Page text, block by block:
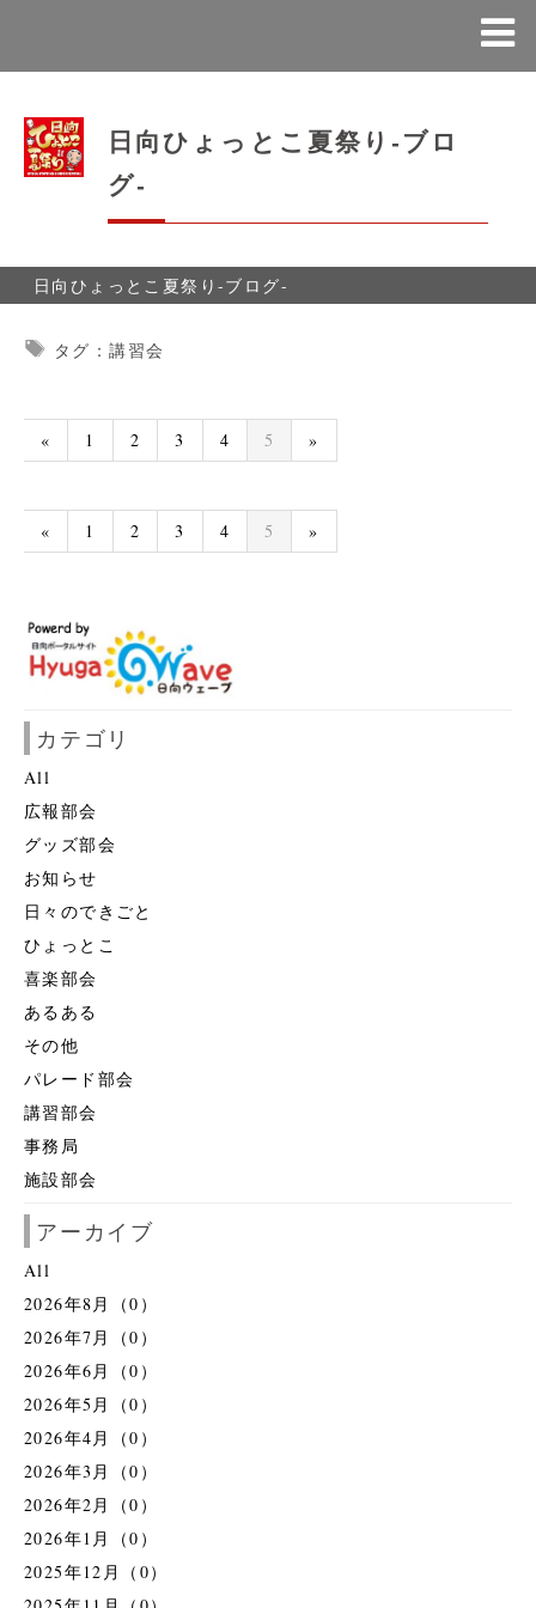
日向ひょっとこ夏祭り-ブロ
グ-
日向ひょっとこ夏祭り-ブログ-
タグ：講習会
« 1 2 3 4 5 »
« 1 2 3 4 5 »
カテゴリ
All
広報部会
グッズ部会
お知らせ
日々のできごと
ひょっとこ
喜楽部会
あるある
その他
パレード部会
講習部会
事務局
施設部会
アーカイブ
All
2026年8月（0）
2026年7月（0）
2026年6月（0）
2026年5月（0）
2026年4月（0）
2026年3月（0）
2026年2月（0）
2026年1月（0）
2025年12月（0）